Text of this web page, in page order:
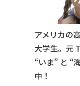
アメリカの
大学生。元
“いま” と “
中！